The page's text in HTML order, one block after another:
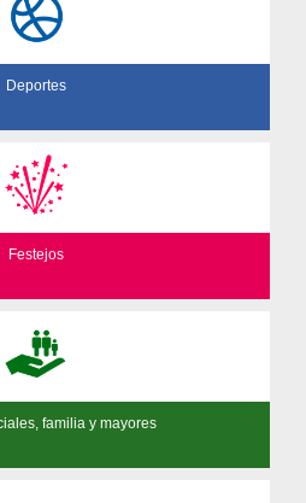
Deportes
Festejos
familia y mayores